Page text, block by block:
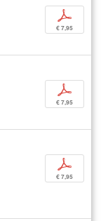
p
€ 7,95
p
€ 7,95
p
€ 7,95